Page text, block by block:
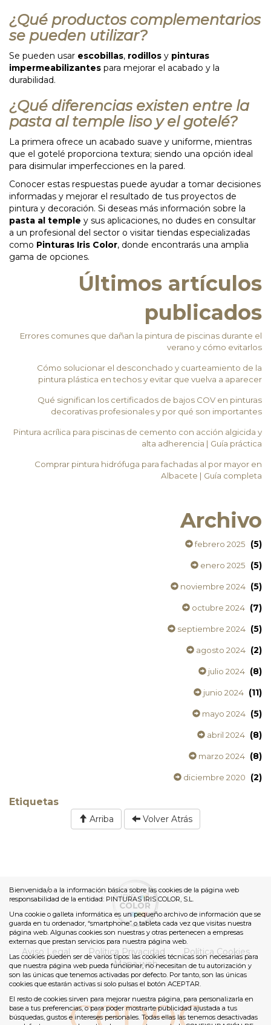
¿Qué productos complementarios
se pueden utilizar?
Se pueden usar escobillas, rodillos y pinturas
impermeabilizantes para mejorar el acabado y la
durabilidad.
¿Qué diferencias existen entre la
pasta al temple liso y el gotelé?
La primera ofrece un acabado suave y uniforme, mientras
que el gotelé proporciona textura; siendo una opción ideal
para disimular imperfecciones en la pared.
Conocer estas respuestas puede ayudar a tomar decisiones
informadas y mejorar el resultado de tus proyectos de
pintura y decoración. Si deseas más información sobre la
pasta al temple y sus aplicaciones, no dudes en consultar
a un profesional del sector o visitar tiendas especializadas
como Pinturas Iris Color, donde encontrarás una amplia
gama de opciones.
Últimos artículos
publicados
Errores comunes que dañan la pintura de piscinas durante el
verano y cómo evitarlos
Cómo solucionar el desconchado y cuarteamiento de la
pintura plástica en techos y evitar que vuelva a aparecer
Qué significan los certificados de bajos COV en pinturas
decorativas profesionales y por qué son importantes
Pintura acrílica para piscinas de cemento con acción algicida y
alta adherencia | Guía práctica
Comprar pintura hidrófuga para fachadas al por mayor en
Albacete | Guía completa
Archivo
febrero 2025 (5)
enero 2025 (5)
noviembre 2024 (5)
octubre 2024 (7)
septiembre 2024 (5)
agosto 2024 (2)
julio 2024 (8)
junio 2024 (11)
mayo 2024 (5)
abril 2024 (8)
marzo 2024 (8)
diciembre 2020 (2)
Etiquetas
Arriba Volver Atrás
Aviso Legal Política Privacidad
Política Cookies
Mapa web
Bienvenida/o a la información básica sobre las cookies de la página web
responsabilidad de la entidad: PINTURAS IRIS COLOR, S.L.
Una cookie o galleta informática es un pequeño archivo de información que se
guarda en tu ordenador, “smartphone” o tableta cada vez que visitas nuestra
página web. Algunas cookies son nuestras y otras pertenecen a empresas
externas que prestan servicios para nuestra página web.
Las cookies pueden ser de varios tipos: las cookies técnicas son necesarias para
que nuestra página web pueda funcionar, no necesitan de tu autorización y
son las únicas que tenemos activadas por defecto. Por tanto, son las únicas
cookies que estarán activas si solo pulsas el botón ACEPTAR.
El resto de cookies sirven para mejorar nuestra página, para personalizarla en
base a tus preferencias, o para poder mostrarte publicidad ajustada a tus
búsquedas, gustos e intereses personales. Todas ellas las tenemos desactivadas